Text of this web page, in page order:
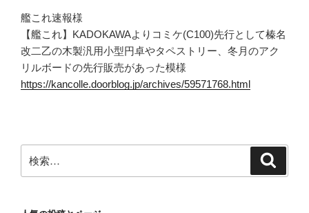
艦これ速報様
【艦これ】KADOKAWAよりコミケ(C100)先行として榛名
改二乙の木製汎用小型円卓やタペストリー、冬月のアク
リルボードの先行販売があった模様
https://kancolle.doorblog.jp/archives/59571768.html
索: